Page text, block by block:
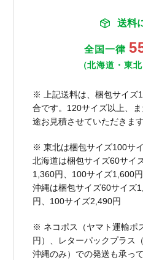
送料
全国一律
（北海道・東
※ 上記送料は、梱包サイズ
合です。120サイズ以上、
途お見積させていただきます
※ 東北は梱包サイズ100サ
北海道は梱包サイズ60サイ
1,360円、100サイズ1,600円
沖縄は梱包サイズ60サイズ
円、100サイズ2,490円
※ ネコポス（ヤマト運輸ポ
円）、レターパックプラス
沖縄のみ）での発送も承っ